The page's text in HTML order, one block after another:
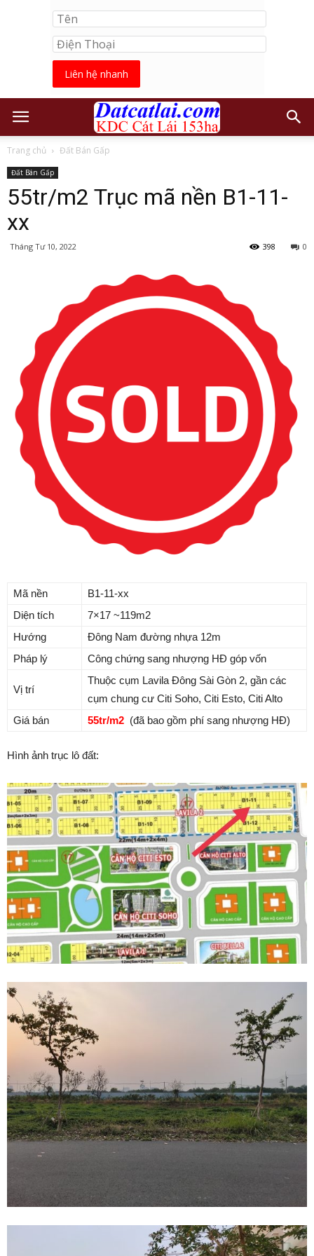
Liên hệ nhanh
Trang chủ Đất Bán Gấp
Đất Bán Gấp
55tr/m2 Trục mã nền B1-11-
xx
Tháng Tư 10, 2022 0
398
Mã nền
B1-11-xx
Diện tích
7×17 ~119m2
Hướng
Đông Nam đường nhựa 12m
Pháp lý
Công chứng sang nhượng HĐ góp vốn
Vị trí
Thuộc cụm Lavila Đông Sài Gòn 2, gần các
cụm chung cư Citi Soho, Citi Esto, Citi Alto
Giá bán
55tr/m2 (đã bao gồm phí sang nhượng HĐ)
Hình ảnh trục lô đất: